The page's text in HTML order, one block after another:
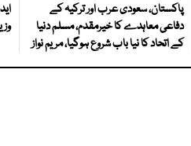
پاکستان، سعودی عرب اور ترکیہ کے
دفاعی معاہدے کا خیرمقدم، مسلم دنیا
کے اتحاد کا نیا باب شروع ہوگیا، مریم نواز